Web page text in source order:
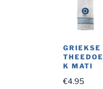
GRIEKSE
THEEDOE
K MATI
€4.95